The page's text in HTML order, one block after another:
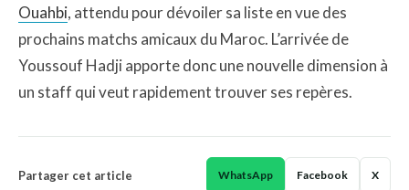
Ouahbi, attendu pour dévoiler sa liste en vue des
prochains matchs amicaux du Maroc. L’arrivée de
Youssouf Hadji apporte donc une nouvelle dimension à
un staff qui veut rapidement trouver ses repères.
Partager cet article WhatsApp Facebook X